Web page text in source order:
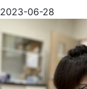
2023-06-28